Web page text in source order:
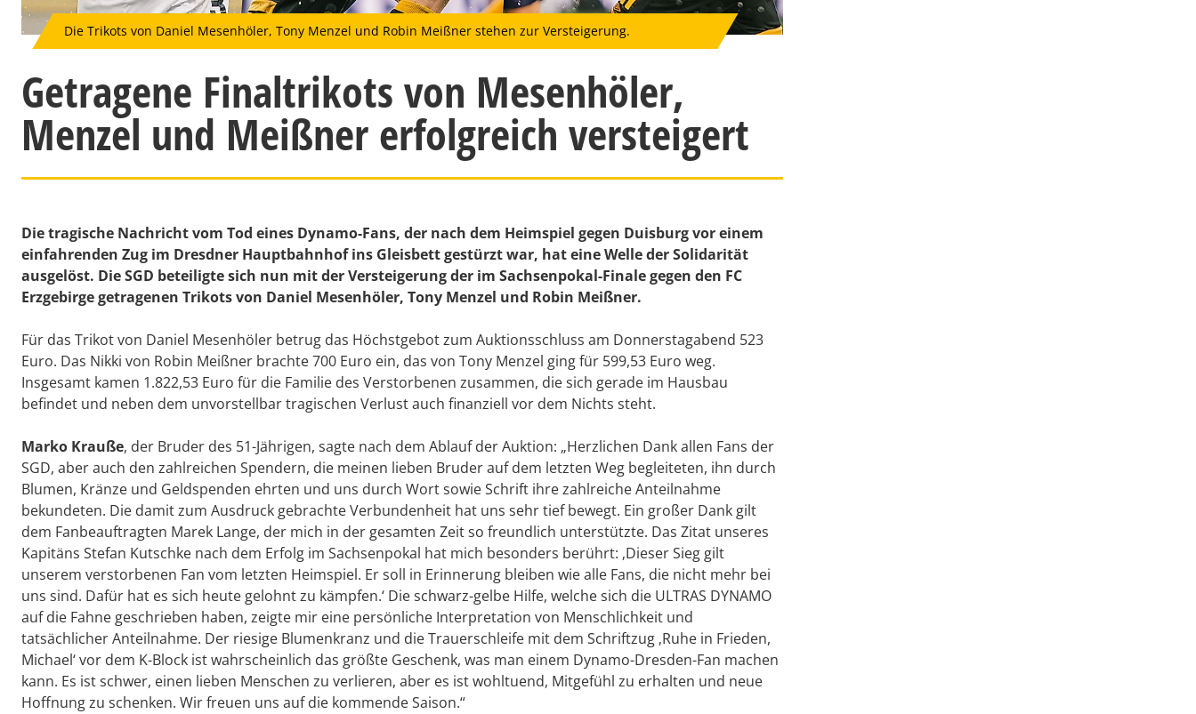
Die Trikots von Daniel Mesenhöler, Tony Menzel und Robin Meißner stehen zur Versteigerung.
Getragene Finaltrikots von Mesenhöler,
Menzel und Meißner erfolgreich versteigert
Die tragische Nachricht vom Tod eines Dynamo-Fans, der nach dem Heimspiel gegen Duisburg vor einem
einfahrenden Zug im Dresdner Hauptbahnhof ins Gleisbett gestürzt war, hat eine Welle der Solidarität
ausgelöst. Die SGD beteiligte sich nun mit der Versteigerung der im Sachsenpokal-Finale gegen den FC
Erzgebirge getragenen Trikots von Daniel Mesenhöler, Tony Menzel und Robin Meißner.
Für das Trikot von Daniel Mesenhöler betrug das Höchstgebot zum Auktionsschluss am Donnerstagabend 523
Euro. Das Nikki von Robin Meißner brachte 700 Euro ein, das von Tony Menzel ging für 599,53 Euro weg.
Insgesamt kamen 1.822,53 Euro für die Familie des Verstorbenen zusammen, die sich gerade im Hausbau
befindet und neben dem unvorstellbar tragischen Verlust auch finanziell vor dem Nichts steht.
Marko Krauße, der Bruder des 51-Jährigen, sagte nach dem Ablauf der Auktion: „Herzlichen Dank allen Fans der
SGD, aber auch den zahlreichen Spendern, die meinen lieben Bruder auf dem letzten Weg begleiteten, ihn durch
Blumen, Kränze und Geldspenden ehrten und uns durch Wort sowie Schrift ihre zahlreiche Anteilnahme
bekundeten. Die damit zum Ausdruck gebrachte Verbundenheit hat uns sehr tief bewegt. Ein großer Dank gilt
dem Fanbeauftragten Marek Lange, der mich in der gesamten Zeit so freundlich unterstützte. Das Zitat unseres
Kapitäns Stefan Kutschke nach dem Erfolg im Sachsenpokal hat mich besonders berührt: ‚Dieser Sieg gilt
unserem verstorbenen Fan vom letzten Heimspiel. Er soll in Erinnerung bleiben wie alle Fans, die nicht mehr bei
uns sind. Dafür hat es sich heute gelohnt zu kämpfen.‘ Die schwarz-gelbe Hilfe, welche sich die ULTRAS DYNAMO
auf die Fahne geschrieben haben, zeigte mir eine persönliche Interpretation von Menschlichkeit und
tatsächlicher Anteilnahme. Der riesige Blumenkranz und die Trauerschleife mit dem Schriftzug ‚Ruhe in Frieden,
Michael‘ vor dem K-Block ist wahrscheinlich das größte Geschenk, was man einem Dynamo-Dresden-Fan machen
kann. Es ist schwer, einen lieben Menschen zu verlieren, aber es ist wohltuend, Mitgefühl zu erhalten und neue
Hoffnung zu schenken. Wir freuen uns auf die kommende Saison.“